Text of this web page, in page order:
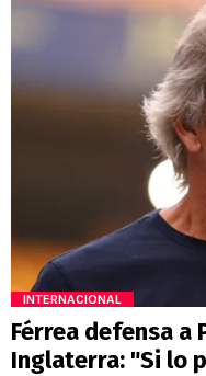
INTERNACIONAL
Férrea defensa a
Inglaterra: "Si lo